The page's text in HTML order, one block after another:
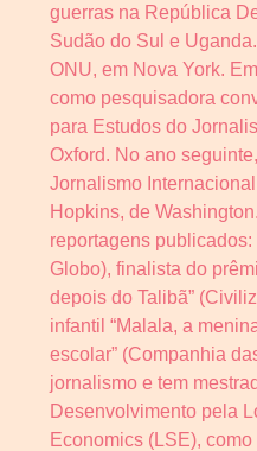
guerras na República
Sudão do Sul e
ONU, em Nova York.
como pesquisadora
para Estudos do
Oxford. No ano
Jornalismo
Hopkins, de
reportagens publicados:
Globo), finalista do
depois do Talibã”
infantil “Malala, a
escolar” (Companhia
jornalismo e tem
Desenvolvimento pela
Economics (LSE),